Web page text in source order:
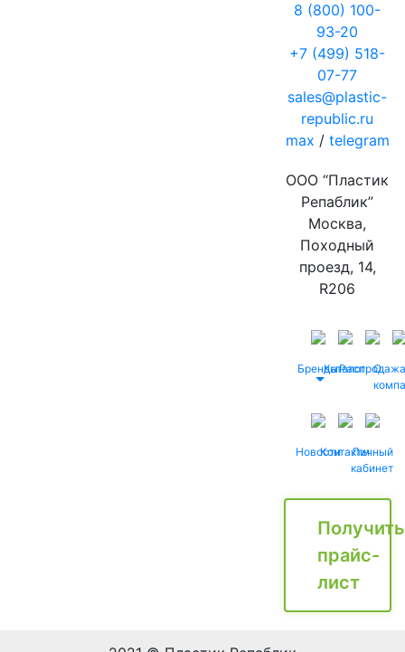
8 (800) 100-
93-20
+7 (499) 518-
07-77
sales@plastic-
republic.ru
max / telegram
ООО “Пластик
Репаблик”
Москва,
Походный
проезд, 14,
R206
БрендыКаталог
Распродажа
О
НовостиКонтактыЛичный
кабинет
Получить
прайс-
лист